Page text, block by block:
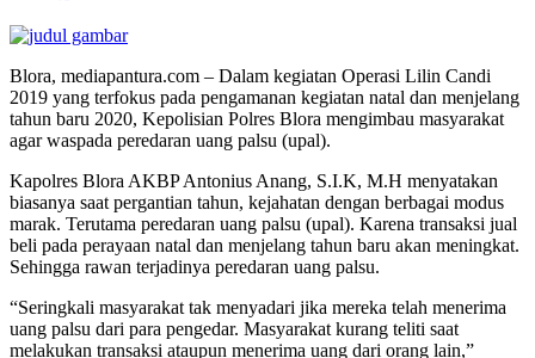
Blora, mediapantura.com – Dalam kegiatan Operasi Lilin Candi
2019 yang terfokus pada pengamanan kegiatan natal dan menjelang
tahun baru 2020, Kepolisian Polres Blora mengimbau masyarakat
agar waspada peredaran uang palsu (upal).
Kapolres Blora AKBP Antonius Anang, S.I.K, M.H menyatakan
biasanya saat pergantian tahun, kejahatan dengan berbagai modus
marak. Terutama peredaran uang palsu (upal). Karena transaksi jual
beli pada perayaan natal dan menjelang tahun baru akan meningkat.
Sehingga rawan terjadinya peredaran uang palsu.
“Seringkali masyarakat tak menyadari jika mereka telah menerima
uang palsu dari para pengedar. Masyarakat kurang teliti saat
melakukan transaksi ataupun menerima uang dari orang lain,”